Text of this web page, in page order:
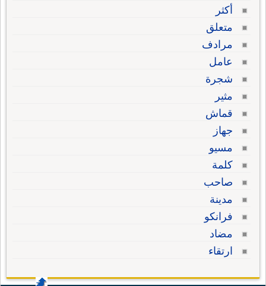
أكثر
متعلق
مرادف
عامل
شجرة
مثير
قماش
جهاز
مسيو
كلمة
صاحب
مدينة
فرانكو
مضاد
ارتقاء